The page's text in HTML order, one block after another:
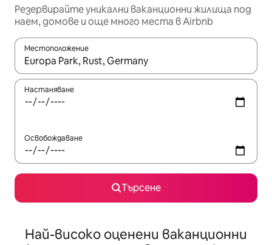
Резервирайте уникални ваканционни жилища под
наем, домове и още много места в Airbnb
Местоположение
Когато резултатите се покажат, използвайте
Настаняване
Освобождаване
Търсене
Най-високо оценени ваканционни